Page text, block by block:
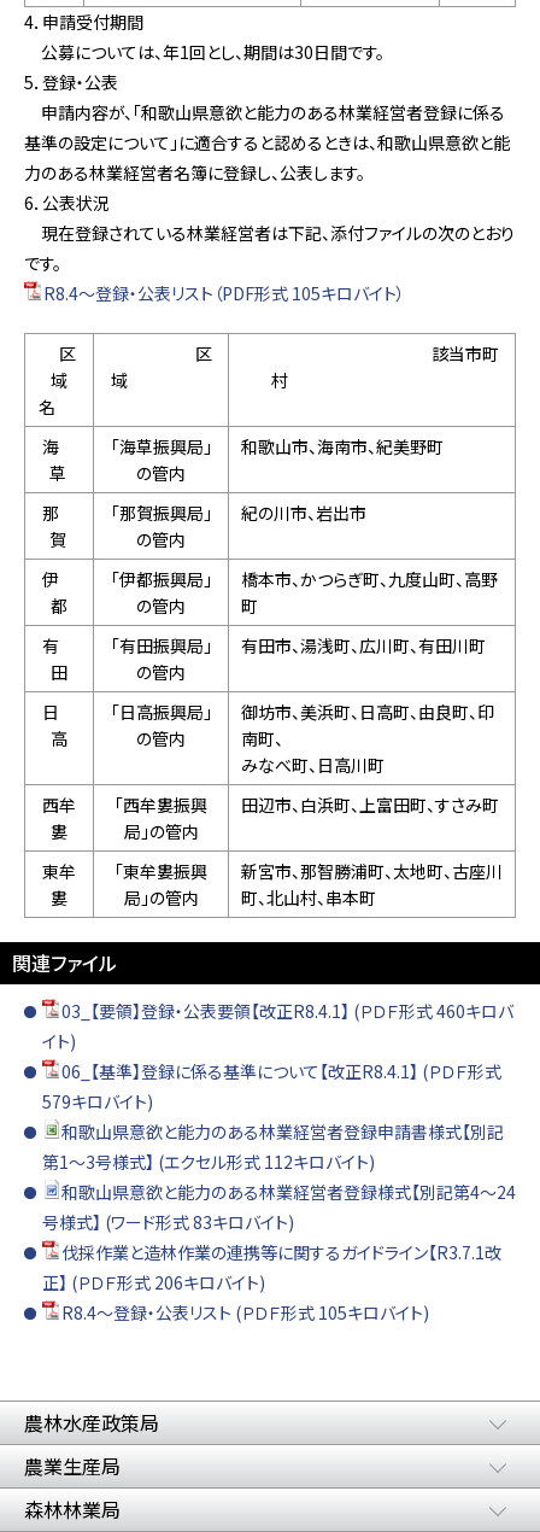
4．申請受付期間
公募については、年1回とし、期間は30日間です。
5．登録・公表
申請内容が、「和歌山県意欲と能力のある林業経営者登録に係る
基準の設定について」に適合すると認めるときは、和歌山県意欲と能
力のある林業経営者名簿に登録し、公表します。
6．公表状況
現在登録されている林業経営者は下記、添付ファイルの次のとおり
です。
R8.4～登録・公表リスト（PDF形式 105キロバイト）
区
域
名
区
域
該当市町
村
海
草
「海草振興局」
の管内
和歌山市、海南市、紀美野町
那
賀
「那賀振興局」
の管内
紀の川市、岩出市
伊
都
「伊都振興局」
の管内
橋本市、かつらぎ町、九度山町、高野
町
有
田
「有田振興局」
の管内
有田市、湯浅町、広川町、有田川町
日
高
「日高振興局」
の管内
御坊市、美浜町、日高町、由良町、印
南町、
みなべ町、日高川町
西牟
婁
「西牟婁振興
局」の管内
田辺市、白浜町、上富田町、すさみ町
東牟
婁
「東牟婁振興
局」の管内
新宮市、那智勝浦町、太地町、古座川
町、北山村、串本町
関連ファイル
03_【要領】登録・公表要領【改正R8.4.1】 (ＰＤＦ形式 460キロバ
イト)
06_【基準】登録に係る基準について【改正R8.4.1】 (ＰＤＦ形式
579キロバイト)
和歌山県意欲と能力のある林業経営者登録申請書様式【別記
第1～3号様式】 (エクセル形式 112キロバイト)
和歌山県意欲と能力のある林業経営者登録様式【別記第4～24
号様式】 (ワード形式 83キロバイト)
伐採作業と造林作業の連携等に関するガイドライン【R3.7.1改
正】 (ＰＤＦ形式 206キロバイト)
R8.4～登録・公表リスト (ＰＤＦ形式 105キロバイト)
農林水産政策局
農業生産局
森林林業局